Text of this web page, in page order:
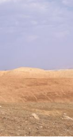
2026: Das ist
– Vladimir Beliak